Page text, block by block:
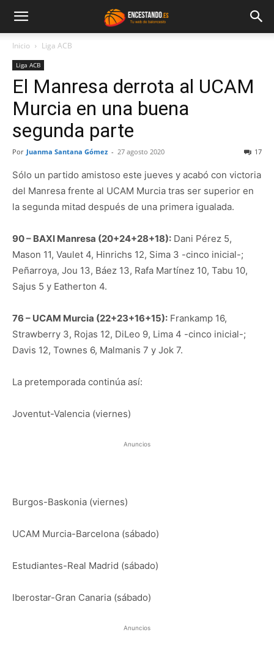
Inicio Liga ACB
Liga ACB
El Manresa derrota al UCAM
Murcia en una buena
segunda parte
Por Juanma Santana Gómez - 27 agosto 2020 17
Sólo un partido amistoso este jueves y acabó con victoria
del Manresa frente al UCAM Murcia tras ser superior en
la segunda mitad después de una primera igualada.
90 – BAXI Manresa (20+24+28+18): Dani Pérez 5,
Mason 11, Vaulet 4, Hinrichs 12, Sima 3 -cinco inicial-;
Peñarroya, Jou 13, Báez 13, Rafa Martínez 10, Tabu 10,
Sajus 5 y Eatherton 4.
76 – UCAM Murcia (22+23+16+15): Frankamp 16,
Strawberry 3, Rojas 12, DiLeo 9, Lima 4 -cinco inicial-;
Davis 12, Townes 6, Malmanis 7 y Jok 7.
La pretemporada continúa así:
Joventut-Valencia (viernes)
Anuncios
Burgos-Baskonia (viernes)
UCAM Murcia-Barcelona (sábado)
Estudiantes-Real Madrid (sábado)
Iberostar-Gran Canaria (sábado)
Anuncios